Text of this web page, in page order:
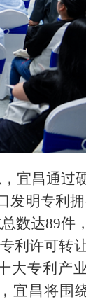
宜昌通过
发明专利
数达89件
利许可转让
大专利产
宜昌将围